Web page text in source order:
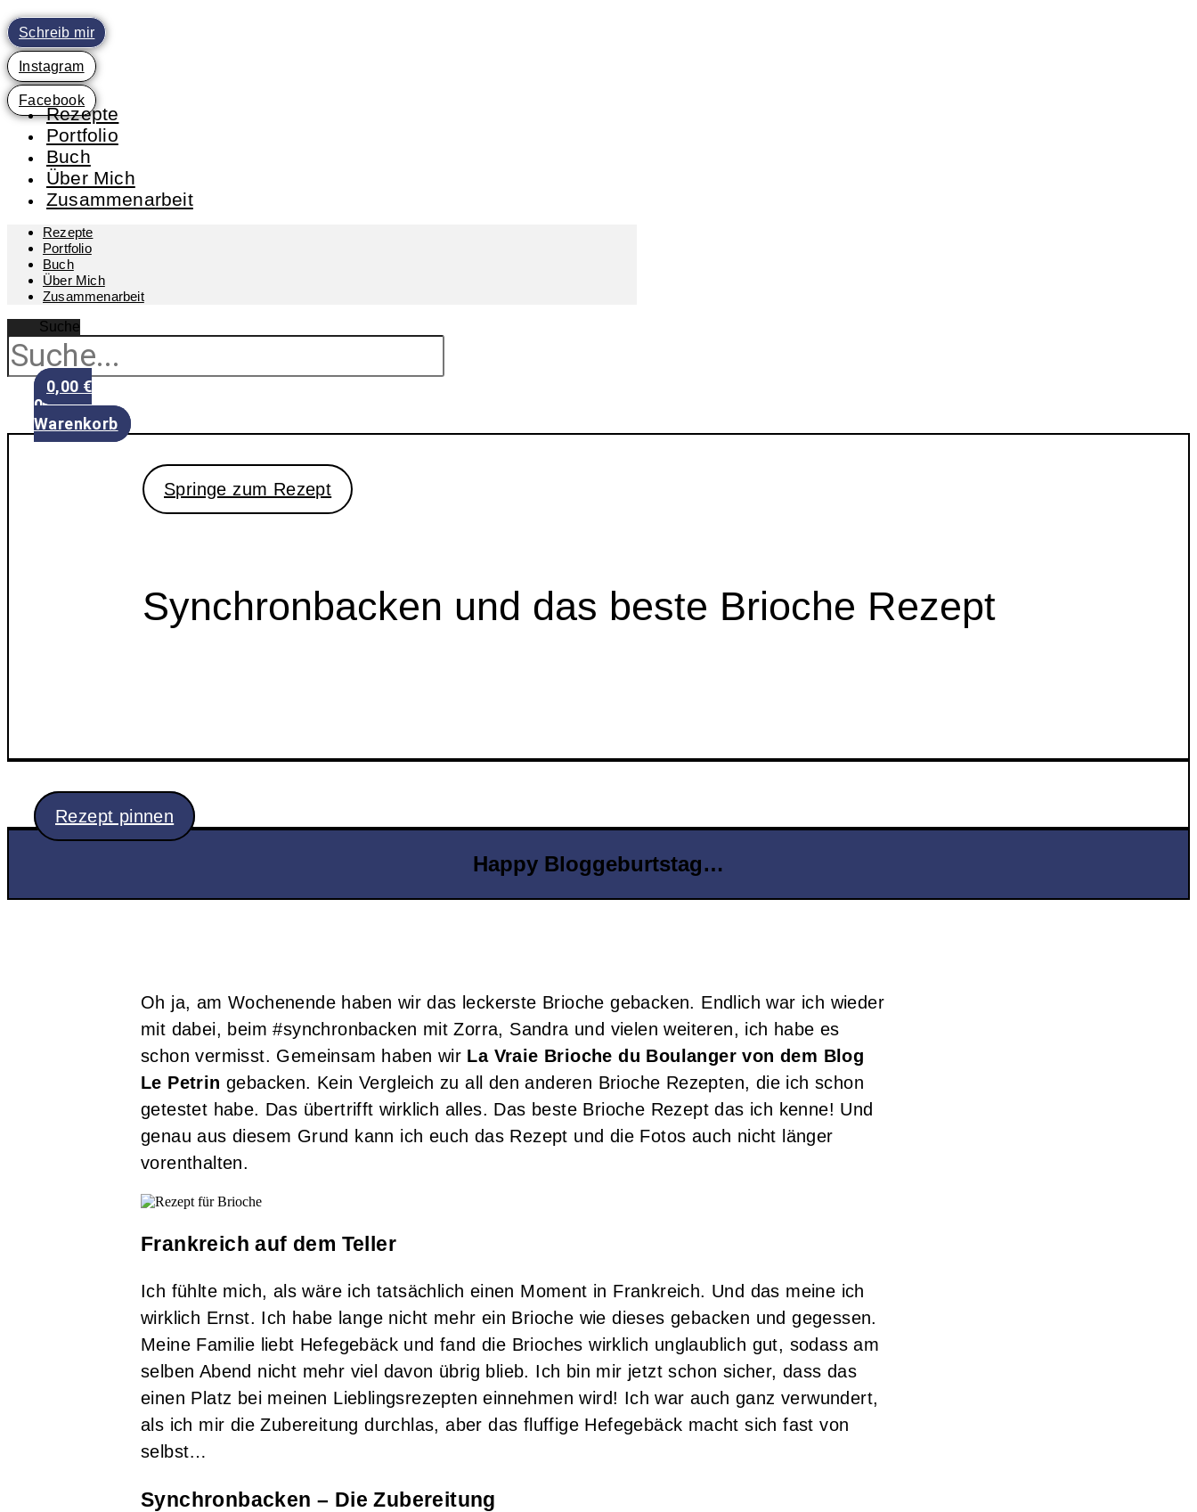
Zum
Inhalt
springen
Schreib mir
Instagram
Facebook
Rezepte
Portfolio
Buch
Über Mich
Zusammenarbeit
Rezepte
Portfolio
Buch
Über Mich
Zusammenarbeit
Suche
0,00 €
0
Warenkorb
Springe zum Rezept
Synchronbacken und das beste Brioche Rezept
Rezept pinnen
Happy Bloggeburtstag…
Oh ja, am Wochenende haben wir das leckerste Brioche gebacken. Endlich war ich wieder
mit dabei, beim #synchronbacken mit Zorra, Sandra und vielen weiteren, ich habe es
schon vermisst. Gemeinsam haben wir La Vraie Brioche du Boulanger von dem Blog
Le Petrin gebacken. Kein Vergleich zu all den anderen Brioche Rezepten, die ich schon
getestet habe. Das übertrifft wirklich alles. Das beste Brioche Rezept das ich kenne! Und
genau aus diesem Grund kann ich euch das Rezept und die Fotos auch nicht länger
vorenthalten.
Frankreich auf dem Teller
Ich fühlte mich, als wäre ich tatsächlich einen Moment in Frankreich. Und das meine ich
wirklich Ernst. Ich habe lange nicht mehr ein Brioche wie dieses gebacken und gegessen.
Meine Familie liebt Hefegebäck und fand die Brioches wirklich unglaublich gut, sodass am
selben Abend nicht mehr viel davon übrig blieb. Ich bin mir jetzt schon sicher, dass das
einen Platz bei meinen Lieblingsrezepten einnehmen wird! Ich war auch ganz verwundert,
als ich mir die Zubereitung durchlas, aber das fluffige Hefegebäck macht sich fast von
selbst…
Synchronbacken – Die Zubereitung